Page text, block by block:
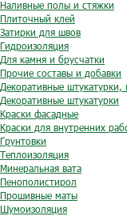
Наливные полы и стяжки
Плиточный клей
Затирки для швов
Гидроизоляция
Для камня и брусчатки
Прочие составы и добавки
Декоративные штукатурки,
Декоративные штукатурки
Краски фасадные
Краски для внутренних
Грунтовки
Теплоизоляция
Минеральная вата
Пенополистирол
Прошивные маты
Шумоизоляция